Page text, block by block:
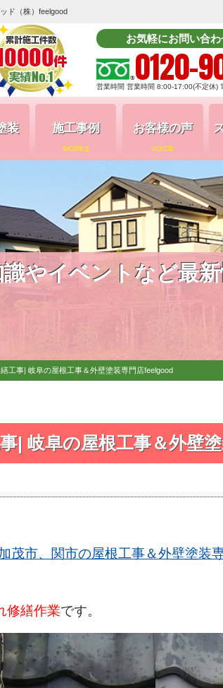
ド（株）feelgood
お気軽にお問い合
0120-
営業時間 営業時間 8:00-17:00(不定休)
装 施工事例
WORKS
お客様の声
VOICE
やイベントなど最
工事| 岐阜の屋根工事＆外壁塗装専門店feelgood
| 岐阜の屋根工事＆外壁
茂市、関市の屋根工事＆外壁塗装
修繕作業です。